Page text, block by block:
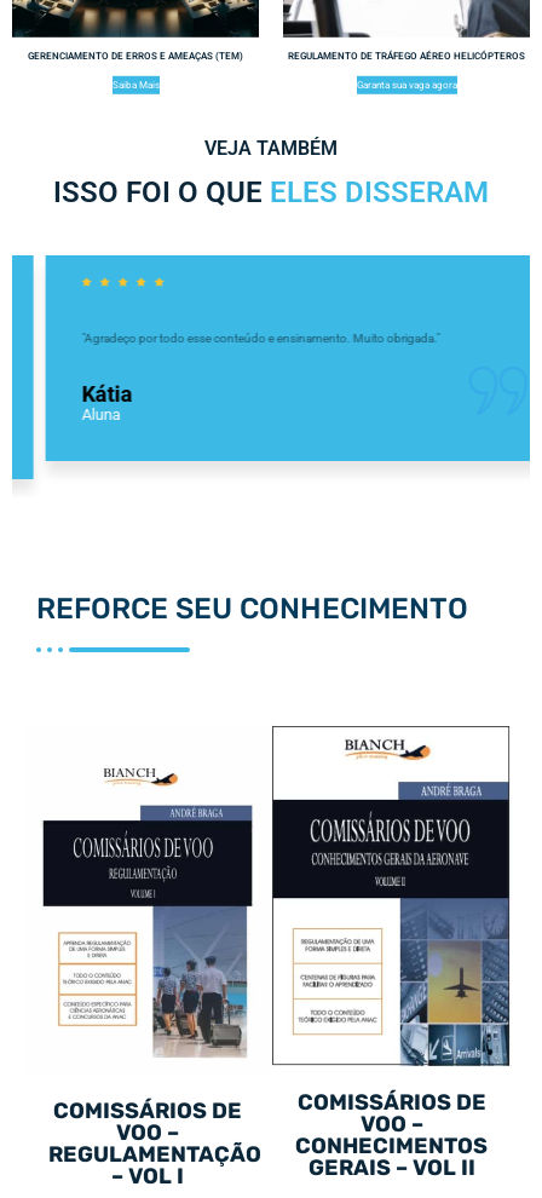
GERENCIAMENTO DE ERROS E AMEAÇAS (TEM)
Saiba Mais
REGULAMENTO DE TRÁFEGO AÉREO HELICÓPTEROS
Garanta sua vaga agora
VEJA TAMBÉM
ISSO FOI O QUE ELES DISSERAM
"Agradeço por todo esse conteúdo e ensinamento. Muito obrigada."
Kátia
Aluna
REFORCE SEU CONHECIMENTO
COMISSÁRIOS DE
VOO –
REGULAMENTAÇÃO
– VOL I
COMISSÁRIOS DE
VOO –
CONHECIMENTOS
GERAIS – VOL II